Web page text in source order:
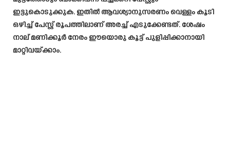
ഇട്ടുകൊടുക്കുക. ഇതിൽ ആവശ്യാനുസരണം വെള്ളം കൂടി
ഒഴിച്ച് പേസ്റ്റ് രൂപത്തിലാണ് അരച്ച് എടുക്കേണ്ടത്. ശേഷം
നാല് മണിക്കൂർ നേരം ഈയൊരു കൂട്ട് പുളിപ്പിക്കാനായി
മാറ്റിവയ്ക്കാം.